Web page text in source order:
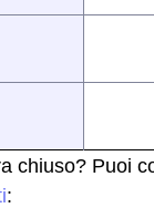
chiuso? Puoi
: